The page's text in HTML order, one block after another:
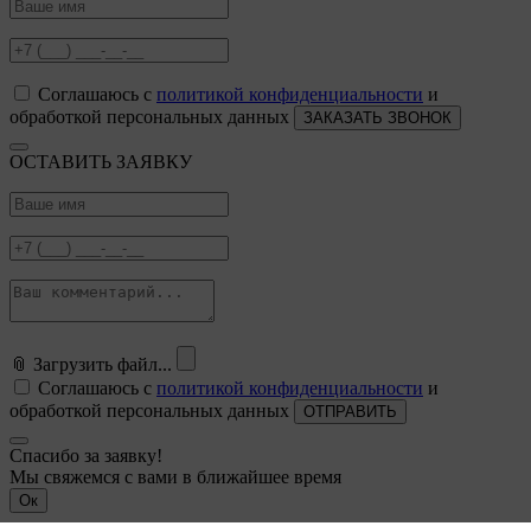
Соглашаюсь с политикой конфиденциальности и
обработкой персональных данных
ЗАКАЗАТЬ ЗВОНОК
ОСТАВИТЬ ЗАЯВКУ
📎 Загрузить файл...
Соглашаюсь с политикой конфиденциальности и
обработкой персональных данных
ОТПРАВИТЬ
Спасибо за заявку!
Мы свяжемся с вами в ближайшее время
Ок